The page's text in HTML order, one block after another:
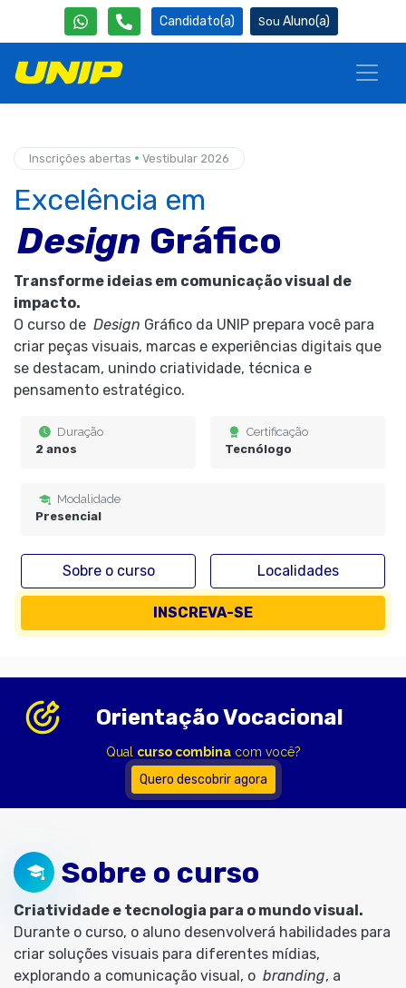
Candidato(a) Aluno(a)
Inscrições abertas • Vestibular 2026
Excelência em
Design Gráfico
Transforme ideias em comunicação visual de
impacto.
O curso de Design Gráfico da UNIP prepara você para
criar peças visuais, marcas e experiências digitais que
se destacam, unindo criatividade, técnica e
pensamento estratégico.
Duração
2 anos
Certificação
Tecnólogo
Modalidade
Presencial
Sobre o curso Localidades
INSCREVA-SE
Orientação Vocacional
Qual curso combinacom você?
Quero descobrir agora
Sobre o curso
Criatividade e tecnologia para o mundo visual.
Durante o curso, o aluno desenvolverá habilidades para
criar soluções visuais para diferentes mídias,
explorando a comunicação visual, o branding, a